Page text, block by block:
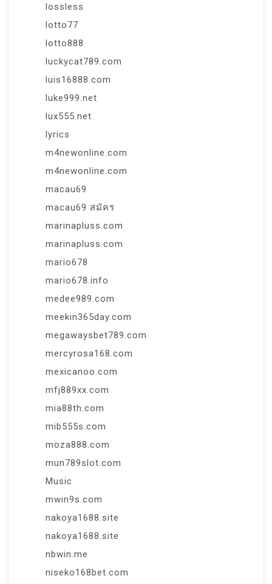
lossless
lotto77
lotto888
luckycat789.com
luis16888.com
luke999.net
lux555.net
lyrics
m4newonline.com
m4newonline.com
macau69
macau69 สมัคร
marinapluss.com
marinapluss.com
mario678
mario678.info
medee989.com
meekin365day.com
megawaysbet789.com
mercyrosa168.com
mexicanoo.com
mfj889xx.com
mia88th.com
mib555s.com
moza888.com
mun789slot.com
Music
mwin9s.com
nakoya1688.site
nakoya1688.site
nbwin.me
niseko168bet.com